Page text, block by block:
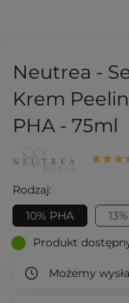
Neutrea -
Krem
PHA - 75ml
Rodzaj:
10% PHA
Produkt
Możemy